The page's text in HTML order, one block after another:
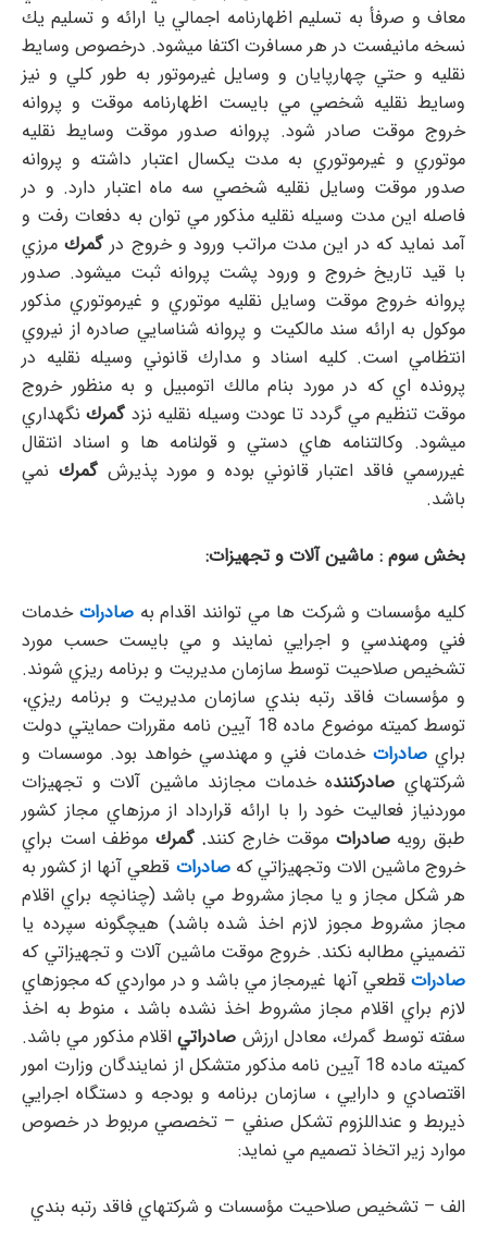
معاف و صرفأ به تسليم اظهارنامه اجمالي يا ارائه و تسليم يك
نسخه مانيفست در هر مسافرت اكتفا ميشود. درخصوص وسايط
نقليه و حتي چهارپايان و وسايل غيرموتور به طور كلي و نيز
وسايط نقليه شخصي مي بايست اظهارنامه موقت و پروانه
خروج موقت صادر شود. پروانه صدور موقت وسايط نقليه
موتوري و غيرموتوري به مدت يكسال اعتبار داشته و پروانه
صدور موقت وسايل نقليه شخصي سه ماه اعتبار دارد. و در
فاصله اين مدت وسيله نقليه مذكور مي توان به دفعات رفت و
آمد نمايد كه در اين مدت مراتب ورود و خروج در گمركمرزي
با قيد تاريخ خروج و ورود پشت پروانه ثبت ميشود. صدور
پروانه خروج موقت وسايل نقليه موتوري و غيرموتوري مذكور
موكول به ارائه سند مالكيت و پروانه شناسايي صادره از نيروي
انتظامي است. كليه اسناد و مدارك قانوني وسيله نقليه در
پرونده اي كه در مورد بنام مالك اتومبيل و به منظور خروج
موقت تنظيم مي گردد تا عودت وسيله نقليه نزد گمركنگهداري
ميشود. وكالتنامه هاي دستي و قولنامه ها و اسناد انتقال
غيررسمي فاقد اعتبار قانوني بوده و مورد پذيرشگمرك نمي
باشد.
بخش سوم : ماشين آلات و تجهيزات:
كليه مؤسسات و شركت ها مي توانند اقدام بهصادراتخدمات
فني ومهندسي و اجرايي نمايند و مي بايست حسب مورد
تشخيص صلاحيت توسط سازمان مديريت و برنامه ريزي شوند.
و مؤسسات فاقد رتبه بندي سازمان مديريت و برنامه ريزي،
توسط كميته موضوع ماده 18 آيين نامه مقررات حمايتي دولت
براي صادراتخدمات فني و مهندسي خواهد بود. موسسات و
شركتهاي صادركننده خدمات مجازند ماشين آلات و تجهيزات
موردنياز فعاليت خود را با ارائه قرارداد از مرزهاي مجاز كشور
طبق رويه صادرات موقت خارج كنند. گمرك موظف است براي
خروج ماشين الات وتجهيزاتي كهصادرات قطعي آنها از كشور به
هر شكل مجاز و يا مجاز مشروط مي باشد (چنانچه براي اقلام
مجاز مشروط مجوز لازم اخذ شده باشد) هيچگونه سپرده يا
تضميني مطالبه نكند. خروج موقت ماشين آلات و تجهيزاتي كه
صادراتقطعي آنها غيرمجاز مي باشد و در مواردي كه مجوزهاي
لازم براي اقلام مجاز مشروط اخذ نشده باشد ، منوط به اخذ
سفته توسط گمرك، معادل ارزش صادراتياقلام مذكور مي باشد.
كميته ماده 18 آيين نامه مذكور متشكل از نمايندگان وزارت امور
اقتصادي و دارايي ، سازمان برنامه و بودجه و دستگاه اجرايي
ذيربط و عنداللزوم تشكل صنفي – تخصصي مربوط در خصوص
موارد زير اتخاذ تصميم مي نمايد:‌
الف – تشخيص صلاحيت مؤسسات و شركتهاي فاقد رتبه بندي